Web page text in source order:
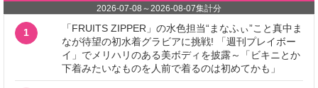
2026-07-08 ～2026-08-07集計分
1
「FRUITS ZIPPER」の水色担当“まなふぃ”こと真中ま
なが待望の初水着グラビアに挑戦! 「週刊プレイボー
イ」でメリハリのある美ボディを披露～「ビキニとか
下着みたいなものを人前で着るのは初めてかも」